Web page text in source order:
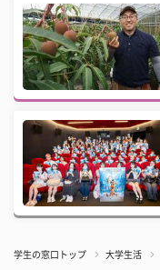
学生の窓口トップ 大学生活